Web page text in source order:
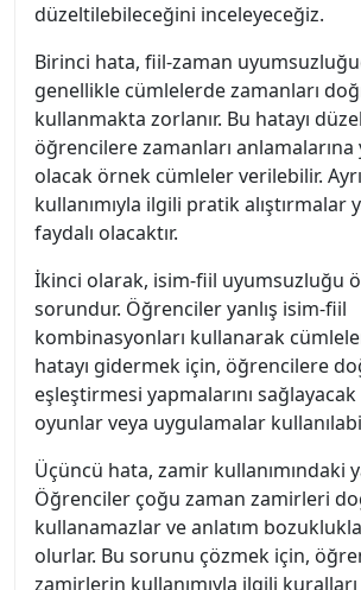
düzeltilebileceğini inceleyeceğiz.
Birinci hata, fiil-zaman
genellikle cümlelerde zamanları
kullanmakta zorlanır. Bu hatayı
öğrencilere zamanları anlamalarına
olacak örnek cümleler verilebilir.
kullanımıyla ilgili pratik alıştırmalar
faydalı olacaktır.
İkinci olarak, isim-fiil uyumsuzluğu
sorundur. Öğrenciler yanlış isim-fiil
kombinasyonları kullanarak
hatayı gidermek için, öğrencilere
eşleştirmesi yapmalarını
oyunlar veya uygulamalar
Üçüncü hata, zamir kullanımındaki
Öğrenciler çoğu zaman zamirleri
kullanamazlar ve anlatım
olurlar. Bu sorunu çözmek için,
zamirlerin kullanımıyla ilgili